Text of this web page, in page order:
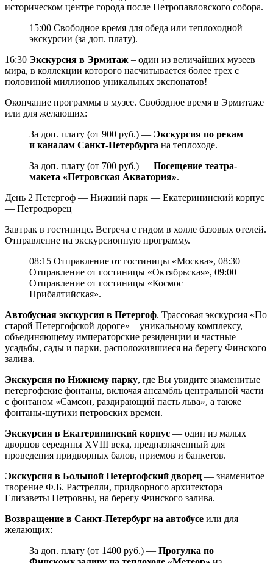
историческом центре города после Петропавловского собора.
15:00 Свободное время для обеда или теплоходной
экскурсии (за доп. плату).
16:30 Экскурсия в Эрмитаж – один из величайших музеев
мира, в коллекции которого насчитывается более трех с
половиной миллионов уникальных экспонатов!
Окончание программы в музее. Свободное время в Эрмитаже
или для желающих:
За доп. плату (от 900 руб.) — Экскурсия по рекам
и каналам Санкт-Петербурга на теплоходе.
За доп. плату (от 700 руб.) — Посещение театра-
макета «Петровская Акватория».
День 2 Петергоф — Нижний парк — Екатерининский корпус
— Петродворец
Завтрак в гостинице. Встреча с гидом в холле базовых отелей.
Отправление на экскурсионную программу.
08:15 Отправление от гостиницы «Москва», 08:30
Отправление от гостиницы «Октябрьская», 09:00
Отправление от гостиницы «Космос
Прибалтийская».
Автобусная экскурсия в Петергоф. Трассовая экскурсия «По
старой Петергофской дороге» – уникальному комплексу,
объединяющему императорские резиденции и частные
усадьбы, сады и парки, расположившиеся на берегу Финского
залива.
Экскурсия по Нижнему парку, где Вы увидите знаменитые
петергофские фонтаны, включая ансамбль центральной части
с фонтаном «Самсон, раздирающий пасть льва», а также
фонтаны-шутихи петровских времен.
Экскурсия в Екатерининский корпус — один из малых
дворцов середины XVIII века, предназначенный для
проведения придворных балов, приемов и банкетов.
Экскурсия в Большой Петергофский дворец — знаменитое
творение Ф.Б. Растрелли, придворного архитектора
Елизаветы Петровны, на берегу Финского залива.
Возвращение в Санкт-Петербург на автобусе или для
желающих:
За доп. плату (от 1400 руб.) — Прогулка по